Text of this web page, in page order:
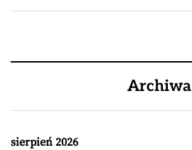
Archiwa
sierpień 2026